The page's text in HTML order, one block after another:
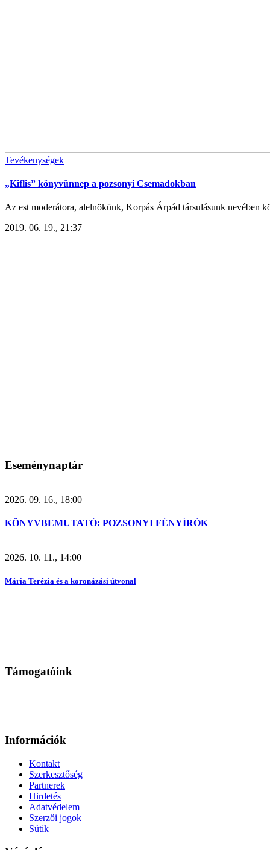
Tevékenységek
„Kiflis” könyvünnep a pozsonyi Csemadokban
Az est moderátora, alelnökünk, Korpás Árpád társulásunk nevében
2019. 06. 19., 21:37
Eseménynaptár
2026. 09. 16., 18:00
KÖNYVBEMUTATÓ: POZSONYI FÉNYÍRÓK
2026. 10. 11., 14:00
Mária Terézia és a koronázási útvonal
Támogatóink
Információk
Kontakt
Szerkesztőség
Partnerek
Hirdetés
Adatvédelem
Szerzői jogok
Sütik